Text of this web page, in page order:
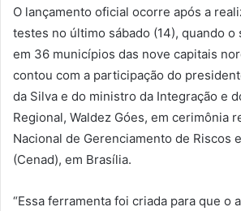
O lançamento oficial ocorre após a
testes no último sábado (14), quando o
em 36 municípios das nove capitais
contou com a participação do
da Silva e do ministro da Integração e
Regional, Waldez Góes, em cerimônia
Nacional de Gerenciamento de Riscos
(Cenad), em Brasília.
“Essa ferramenta foi criada para que o